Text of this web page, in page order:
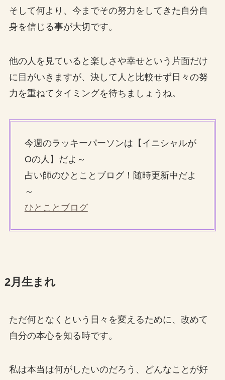
そして何より、今までその努力をしてきた自分自
身を信じる事が大切です。
他の人を見ていると楽しさや幸せという片面だけ
に目がいきますが、決して人と比較せず日々の努
力を重ねてタイミングを待ちましょうね。
今週のラッキーパーソンは【イニシャルが
Oの人】だよ～
占い師のひとことブログ！随時更新中だよ
～
ひとことブログ
2月生まれ
ただ何となくという日々を変えるために、改めて
自分の本心を知る時です。
私は本当は何がしたいのだろう、どんなことが好